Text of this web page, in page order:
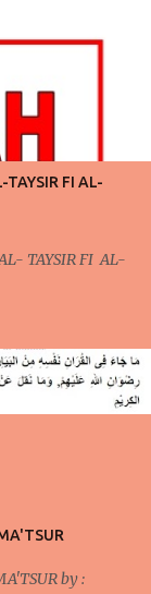
Perlu kita
akan kita bahas
mengontrol
ada niat ingin
yang akan kita
(Po...
FI AL-
TAYSIR FI AL-
by :